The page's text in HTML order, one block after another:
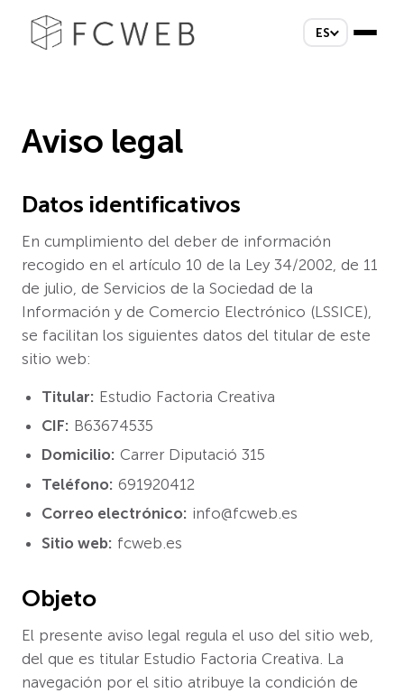
ES
Aviso legal
Datos identificativos
En cumplimiento del deber de información
recogido en el artículo 10 de la Ley 34/2002, de 11
de julio, de Servicios de la Sociedad de la
Información y de Comercio Electrónico (LSSICE),
se facilitan los siguientes datos del titular de este
sitio web:
Titular: Estudio Factoria Creativa
CIF: B63674535
Domicilio: Carrer Diputació 315
Teléfono: 691920412
Correo electrónico: info@fcweb.es
Sitio web: fcweb.es
Objeto
El presente aviso legal regula el uso del sitio web,
del que es titular Estudio Factoria Creativa. La
navegación por el sitio atribuye la condición de